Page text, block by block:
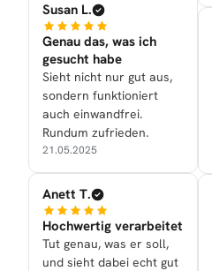
Susan L.
Genau das, was ich
gesucht habe
Sieht nicht nur gut aus,
sondern funktioniert
auch einwandfrei.
Rundum zufrieden.
21.05.2025
Anett T.
Hochwertig verarbeitet
Tut genau, was er soll,
und sieht dabei echt gut